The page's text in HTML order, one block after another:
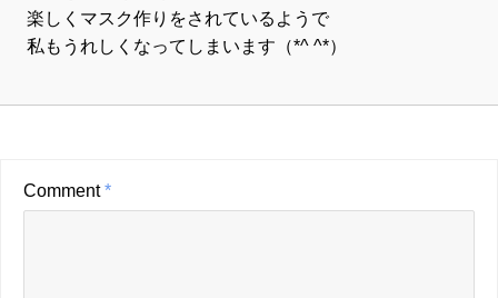
楽しくマスク作りをされているようで
私もうれしくなってしまいます（*^ ^*）
Comment*